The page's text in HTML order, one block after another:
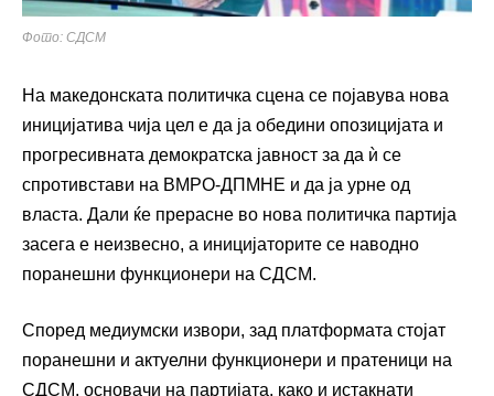
Фото: СДСМ
На македонската политичка сцена се појавува нова
иницијатива чија цел е да ја обедини опозицијата и
прогресивната демократска јавност за да ѝ се
спротивстави на ВМРО-ДПМНЕ и да ја урне од
власта. Дали ќе прерасне во нова политичка партија
засега е неизвесно, а иницијаторите се наводно
поранешни функционери на СДСМ.
Според медиумски извори, зад платформата стојат
поранешни и актуелни функционери и пратеници на
СДСМ, основачи на партијата, како и истакнати